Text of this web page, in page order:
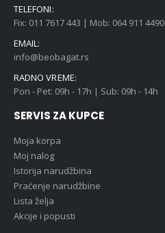
TELEFONI:
Fix: 011 7617 443 | Mob: 064 911 4490
EMAIL:
info@beobagat.rs
RADNO VREME:
Pon - Pet: 09h - 17h | Sub: 09h - 14h
SERVIS ZA KUPCE
Moja korpa
Moj nalog
Istorija narudžbina
Praćenje narudžbine
Lista želja
Akcije i popusti